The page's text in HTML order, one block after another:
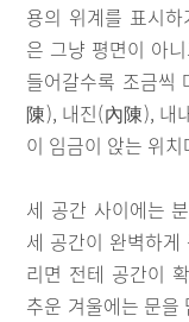
용의 위계를 표시
은 그냥 평면이 아
들어갈수록 조금씩
陳), 내진(內陳), 내
이 임금이 앉는 위치
세 공간 사이에는
세 공간이 완벽하
리면 전테 공간이
추운 겨울에는 문을